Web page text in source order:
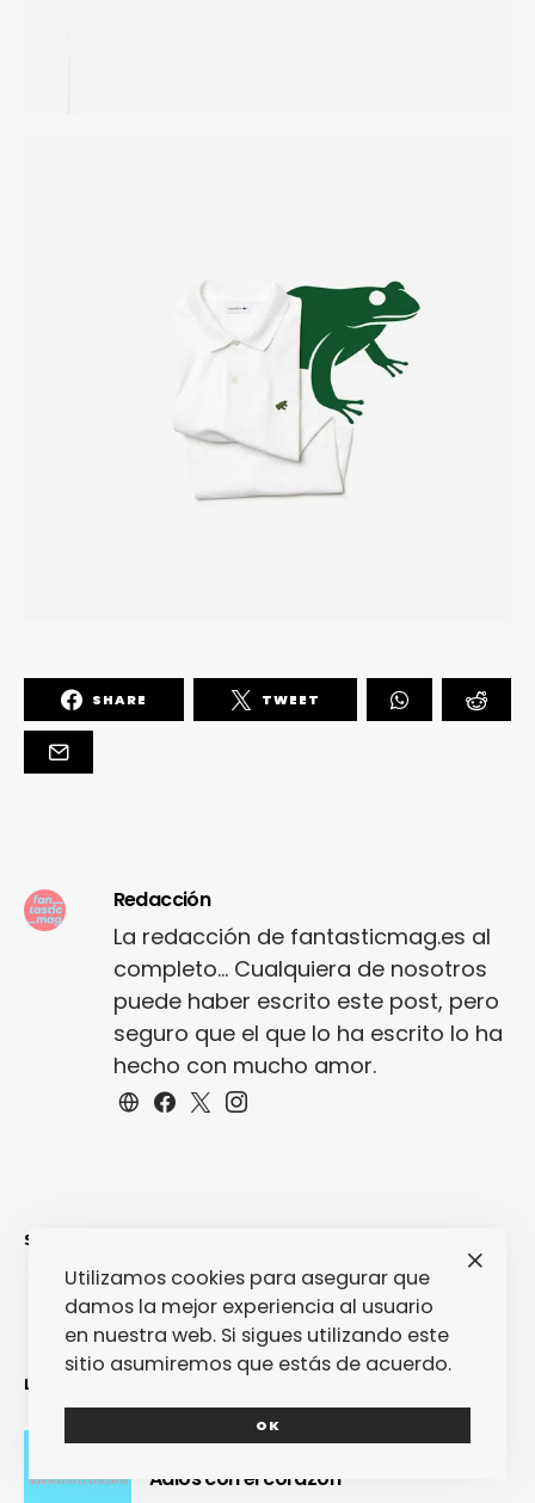
SHARE TWEET
Redacción
La redacción de fantasticmag.es al
completo... Cualquiera de nosotros
puede haber escrito este post, pero
seguro que el que lo ha escrito lo ha
hecho con mucho amor.
SINCERAMENTE
LO MÁS RECIENTE
Adiós con el corazón
Utilizamos cookies para asegurar que
damos la mejor experiencia al usuario
en nuestra web. Si sigues utilizando este
sitio asumiremos que estás de acuerdo.
OK